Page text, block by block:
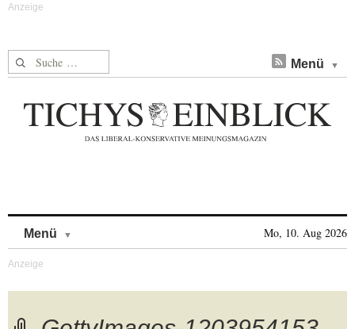
Suche nach: Menü
Menü Mo, 10. Aug 2026